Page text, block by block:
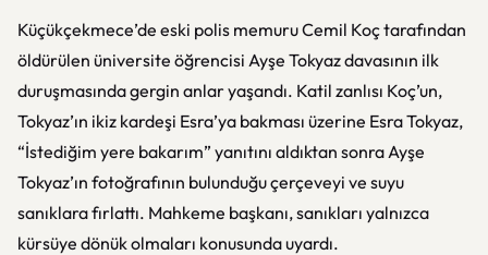
Küçükçekmece’de eski polis memuru Cemil Koç tarafından
öldürülen üniversite öğrencisi Ayşe Tokyaz davasının ilk
duruşmasında gergin anlar yaşandı. Katil zanlısı Koç’un,
Tokyaz’ın ikiz kardeşi Esra’ya bakması üzerine Esra Tokyaz,
“İstediğim yere bakarım” yanıtını aldıktan sonra Ayşe
Tokyaz’ın fotoğrafının bulunduğu çerçeveyi ve suyu
sanıklara fırlattı. Mahkeme başkanı, sanıkları yalnızca
kürsüye dönük olmaları konusunda uyardı.